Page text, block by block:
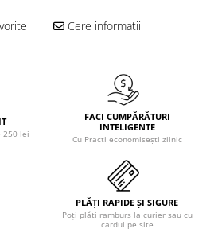
si
conditioner
Cere informatii
250 lei
FACI CUMPĂRĂTURI
INTELIGENTE
Cu Practi economisești zilnic
PLĂȚI RAPIDE ȘI SIGURE
Poți plăti ramburs la curier sau cu
cardul pe site